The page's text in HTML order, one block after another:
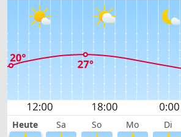
Heute Sa So Mo Di